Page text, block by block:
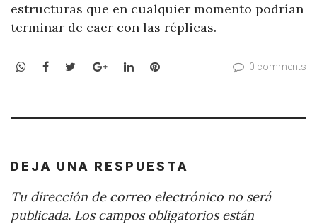
estructuras que en cualquier momento podrían
terminar de caer con las réplicas.
WhatsApp
Facebook
TwitterGoogle+LinkedInPinterest 0 comments
DEJA UNA RESPUESTA
Tu dirección de correo electrónico no será
publicada. Los campos obligatorios están